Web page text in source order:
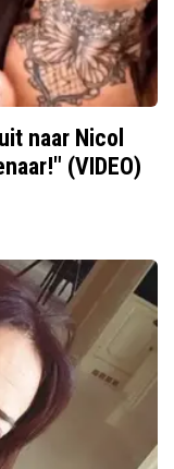
naar Nicol
(VIDEO)